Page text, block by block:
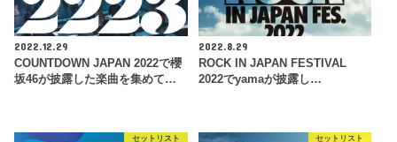
2022.12.29
COUNTDOWN JAPAN 2022で櫻
坂46が披露した楽曲を集めて…
2022.8.29
ROCK IN JAPAN FESTIVAL
2022でyamaが披露し…
セットリスト セットリスト